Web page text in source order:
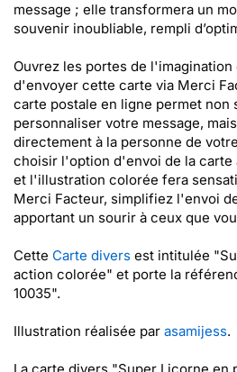
message ; elle transformera un
souvenir inoubliable, rempli
Ouvrez les portes de
d'envoyer cette carte via Merci
carte postale en ligne permet non
personnaliser votre message,
directement à la personne de
choisir l'option d'envoi de la carte
et l'illustration colorée fera
Merci Facteur, simplifiez l'envoi
apportant un sourir à ceux que
Cette Carte divers est intitulée
action colorée" et porte la
10035".
Illustration réalisée par asamijess.